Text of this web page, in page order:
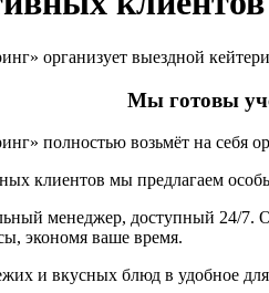
организует выездной
Мы готовы
» полностью возьмёт на себя
клиентов мы предлагаем
менеджер, доступный 24/7.
экономя ваше время.
и вкусных блюд в удобное